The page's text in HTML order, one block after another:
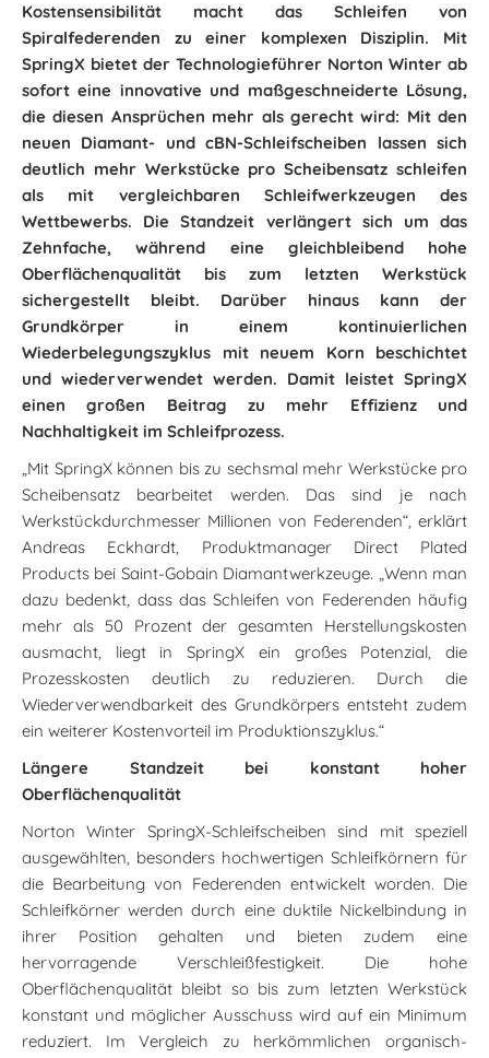
Kostensensibilität macht das Schleifen von
Spiralfederenden zu einer komplexen Disziplin. Mit
SpringX bietet der Technologieführer Norton Winter ab
sofort eine innovative und maßgeschneiderte Lösung,
die diesen Ansprüchen mehr als gerecht wird: Mit den
neuen Diamant- und cBN-Schleifscheiben lassen sich
deutlich mehr Werkstücke pro Scheibensatz schleifen
als mit vergleichbaren Schleifwerkzeugen des
Wettbewerbs. Die Standzeit verlängert sich um das
Zehnfache, während eine gleichbleibend hohe
Oberflächenqualität bis zum letzten Werkstück
sichergestellt bleibt. Darüber hinaus kann der
Grundkörper in einem kontinuierlichen
Wiederbelegungszyklus mit neuem Korn beschichtet
und wiederverwendet werden. Damit leistet SpringX
einen großen Beitrag zu mehr Effizienz und
Nachhaltigkeit im Schleifprozess.
„Mit SpringX können bis zu sechsmal mehr Werkstücke pro
Scheibensatz bearbeitet werden. Das sind je nach
Werkstückdurchmesser Millionen von Federenden“, erklärt
Andreas Eckhardt, Produktmanager Direct Plated
Products bei Saint-Gobain Diamantwerkzeuge. „Wenn man
dazu bedenkt, dass das Schleifen von Federenden häufig
mehr als 50 Prozent der gesamten Herstellungskosten
ausmacht, liegt in SpringX ein großes Potenzial, die
Prozesskosten deutlich zu reduzieren. Durch die
Wiederverwendbarkeit des Grundkörpers entsteht zudem
ein weiterer Kostenvorteil im Produktionszyklus.“
Längere Standzeit bei konstant hoher
Oberflächenqualität
Norton Winter SpringX-Schleifscheiben sind mit speziell
ausgewählten, besonders hochwertigen Schleifkörnern für
die Bearbeitung von Federenden entwickelt worden. Die
Schleifkörner werden durch eine duktile Nickelbindung in
ihrer Position gehalten und bieten zudem eine
hervorragende Verschleißfestigkeit. Die hohe
Oberflächenqualität bleibt so bis zum letzten Werkstück
konstant und möglicher Ausschuss wird auf ein Minimum
reduziert. Im Vergleich zu herkömmlichen organisch-